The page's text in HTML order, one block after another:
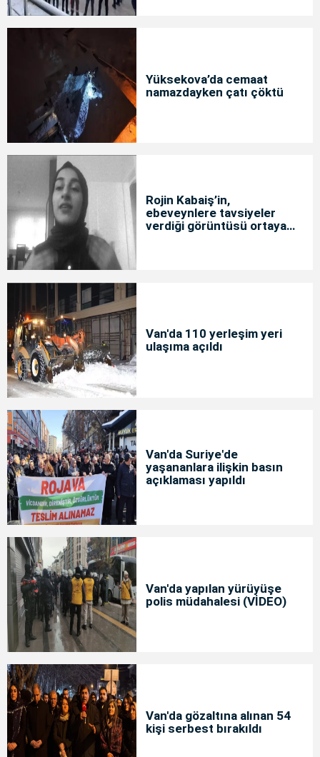
Yüksekova’da cemaat
namazdayken çatı çöktü
Rojin Kabaiş’in,
ebeveynlere tavsiyeler
verdiği görüntüsü ortaya
Van'da 110 yerleşim yeri
ulaşıma açıldı
Van'da Suriye'de
yaşananlara ilişkin basın
açıklaması yapıldı
Van'da yapılan yürüyüşe
polis müdahalesi (VİDEO)
Van'da gözaltına alınan 54
kişi serbest bırakıldı